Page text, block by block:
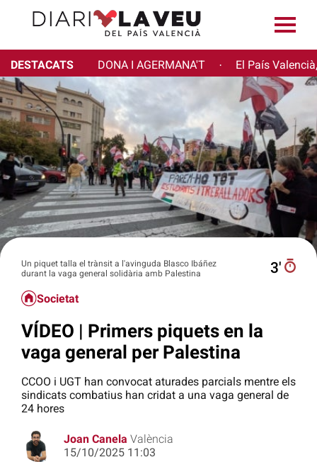
DESTACATS DONA I AGERMANA'T · El País
Un piquet talla el trànsit a l'avinguda Blasco Ibáñez
durant la vaga general solidària amb Palestina
3′
Societat
VÍDEO | Primers piquets en la
vaga general per Palestina
CCOO i UGT han convocat aturades parcials mentre els
sindicats combatius han cridat a una vaga general de
24 hores
Joan Canela València
15/10/2025 11:03